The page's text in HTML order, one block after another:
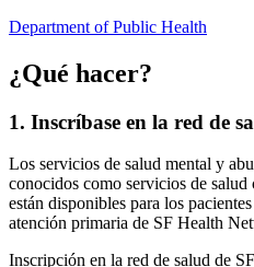
Department of Public Health
¿Qué hacer?
1. Inscríbase en la red de
Los servicios de salud mental y
conocidos como servicios de
están disponibles para los
atención primaria de SF Health
Inscripción en la red de salud de SF